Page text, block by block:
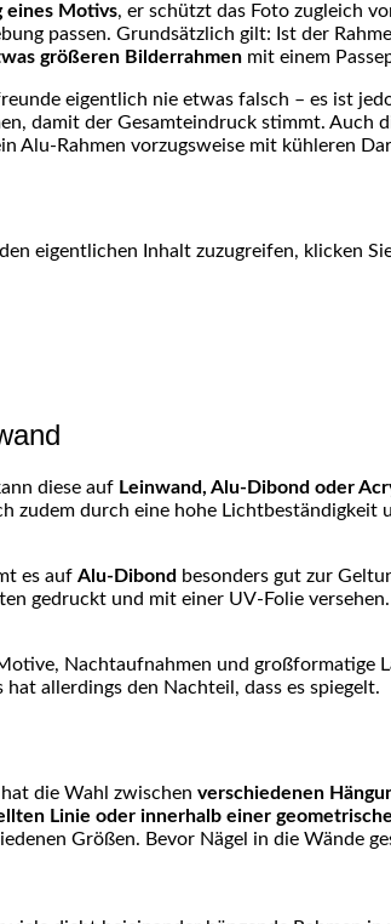
eines Motivs, er schützt das Foto zugleich
passen. Grundsätzlich gilt: Ist der
größeren Bilderrahmen mit einem
eigentlich nie etwas falsch – es ist
damit der Gesamteindruck stimmt. Auch
Alu-Rahmen vorzugsweise mit kühleren
eigentlichen Inhalt zuzugreifen, klicken
diese auf Leinwand, Alu-Dibond oder
zudem durch eine hohe
es auf Alu-Dibond besonders gut zur
gedruckt und mit einer UV-Folie
Nachtaufnahmen und großformatige
allerdings den Nachteil, dass es spiegelt.
die Wahl zwischen verschiedenen
Linie oder innerhalb einer
Größen. Bevor Nägel in die Wände